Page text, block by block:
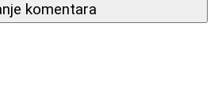
komentara